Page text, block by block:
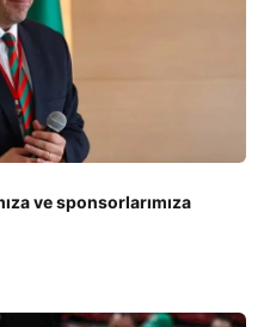
ve sponsorlarımıza